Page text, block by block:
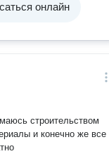
онлайн
строительством
и конечно же все